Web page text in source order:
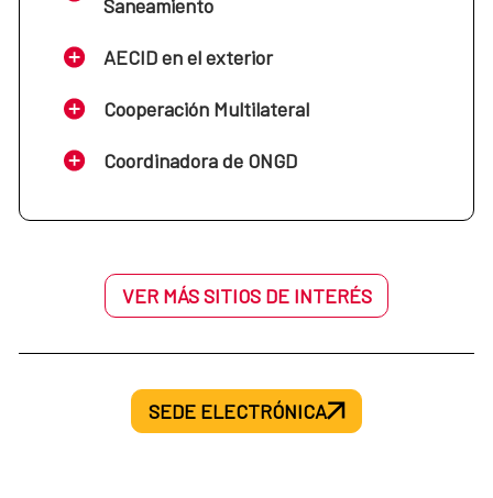
Saneamiento
AECID en el exterior
Cooperación Multilateral
Coordinadora de ONGD
VER MÁS SITIOS DE INTERÉS
SEDE ELECTRÓNICA